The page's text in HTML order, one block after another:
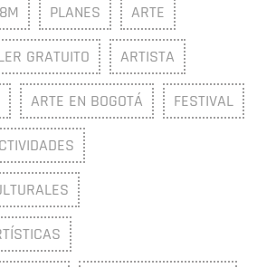
8M PLANES ARTE
GRATUITO ARTISTA
ARTE EN BOGOTÁ FESTIVAL